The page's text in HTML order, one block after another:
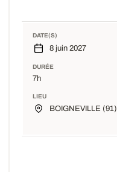
DATE(S)
8 juin 2027
DURÉE
7h
LIEU
BOIGNEVILLE (91)